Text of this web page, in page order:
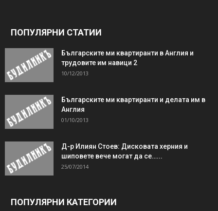
ПОПУЛЯРНИ СТАТИИ
Българските ми квартиранти в Англия и
трудовите им навици 2
10/12/2013
Българските ми квартиранти и делата им в
Англия
01/10/2013
Д-р Илиян Стоев: Дисковата херния и
шиповете вече могат да се…...
25/07/2014
ПОПУЛЯРНИ КАТЕГОРИИ